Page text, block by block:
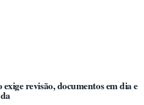
revisão, documentos em dia e